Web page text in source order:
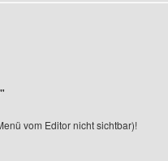
vom Editor nicht sichtbar)!